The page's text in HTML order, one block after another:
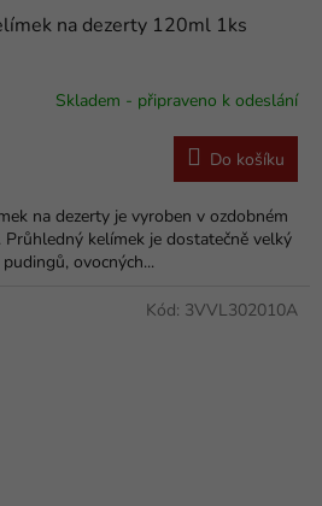
na dezerty 120ml 1ks
Skladem - připraveno k odeslání
Do košíku
na dezerty je vyroben v ozdobném
kelímek je dostatečně velký
ovocných...
Kód: 3VVL302010A